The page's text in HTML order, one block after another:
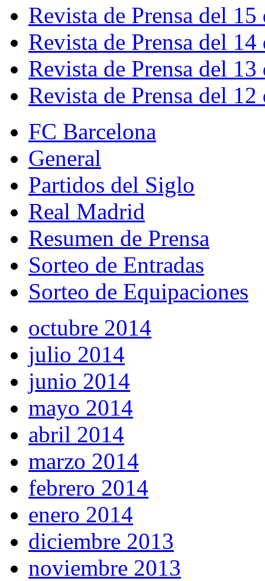
Revista de Prensa del
Revista de Prensa del
Revista de Prensa del
Revista de Prensa del
FC Barcelona
General
Partidos del Siglo
Real Madrid
Resumen de Prensa
Sorteo de Entradas
Sorteo de Equipaciones
octubre 2014
julio 2014
junio 2014
mayo 2014
abril 2014
marzo 2014
febrero 2014
enero 2014
diciembre 2013
noviembre 2013